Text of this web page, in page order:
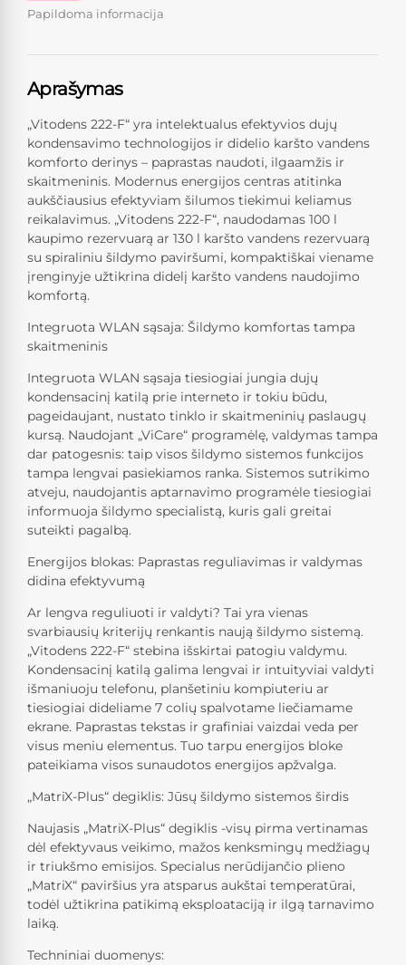
Papildoma informacija
Aprašymas
„Vitodens 222-F“ yra intelektualus efektyvios dujų
kondensavimo technologijos ir didelio karšto vandens
komforto derinys – paprastas naudoti, ilgaamžis ir
skaitmeninis. Modernus energijos centras atitinka
aukščiausius efektyviam šilumos tiekimui keliamus
reikalavimus. „Vitodens 222-F“, naudodamas 100 l
kaupimo rezervuarą ar 130 l karšto vandens rezervuarą
su spiraliniu šildymo paviršumi, kompaktiškai viename
įrenginyje užtikrina didelį karšto vandens naudojimo
komfortą.
Integruota WLAN sąsaja: Šildymo komfortas tampa
skaitmeninis
Integruota WLAN sąsaja tiesiogiai jungia dujų
kondensacinį katilą prie interneto ir tokiu būdu,
pageidaujant, nustato tinklo ir skaitmeninių paslaugų
kursą. Naudojant „ViCare“ programėlę, valdymas tampa
dar patogesnis: taip visos šildymo sistemos funkcijos
tampa lengvai pasiekiamos ranka. Sistemos sutrikimo
atveju, naudojantis aptarnavimo programėle tiesiogiai
informuoja šildymo specialistą, kuris gali greitai
suteikti pagalbą.
Energijos blokas: Paprastas reguliavimas ir valdymas
didina efektyvumą
Ar lengva reguliuoti ir valdyti? Tai yra vienas
svarbiausių kriterijų renkantis naują šildymo sistemą.
„Vitodens 222-F“ stebina išskirtai patogiu valdymu.
Kondensacinį katilą galima lengvai ir intuityviai valdyti
išmaniuoju telefonu, planšetiniu kompiuteriu ar
tiesiogiai dideliame 7 colių spalvotame liečiamame
ekrane. Paprastas tekstas ir grafiniai vaizdai veda per
visus meniu elementus. Tuo tarpu energijos bloke
pateikiama visos sunaudotos energijos apžvalga.
„MatriX-Plus“ degiklis: Jūsų šildymo sistemos širdis
Naujasis „MatriX-Plus“ degiklis -visų pirma vertinamas
dėl efektyvaus veikimo, mažos kenksmingų medžiagų
ir triukšmo emisijos. Specialus nerūdijančio plieno
„MatriX“ paviršius yra atsparus aukštai temperatūrai,
todėl užtikrina patikimą eksploataciją ir ilgą tarnavimo
laiką.
Techniniai duomenys: